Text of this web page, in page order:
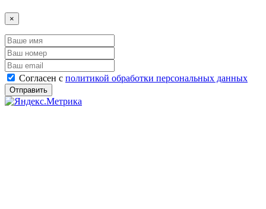
×
Согласен с политикой обработки персональных данных
Отправить